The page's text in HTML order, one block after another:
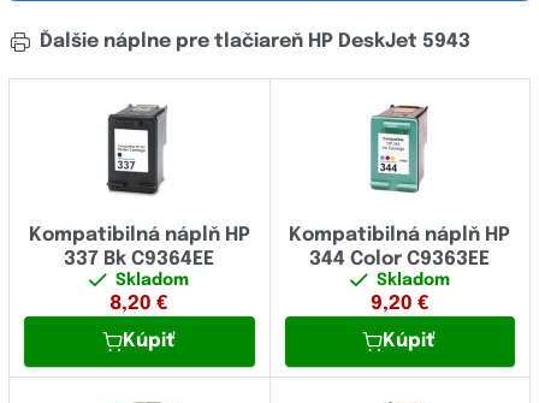
Ďalšie náplne pre tlačiareň HP DeskJet 5943
Kompatibilná náplň HP
337 Bk C9364EE
Skladom
8,20 €
Kúpiť
Kompatibilná náplň HP
344 Color C9363EE
Skladom
9,20 €
Kúpiť